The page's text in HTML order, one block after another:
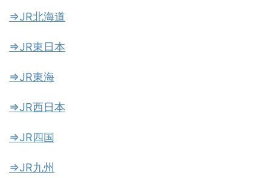
⇒JR北海道
⇒JR東日本
⇒JR東海
⇒JR西日本
⇒JR四国
⇒JR九州